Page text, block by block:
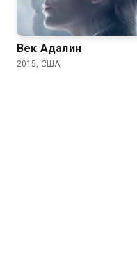
Век Адалин
2015, США,